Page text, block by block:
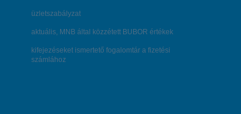
üzletszabályzat
aktuális, MNB által közzétett BUBOR értékek
kifejezéseket ismertető fogalomtár a fizetési
számlához